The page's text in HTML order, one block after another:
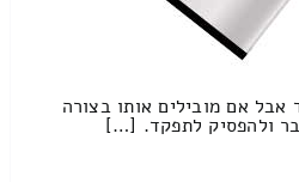
אם מובילים אותו בצורה
ולהפסיק לתפקד. […]